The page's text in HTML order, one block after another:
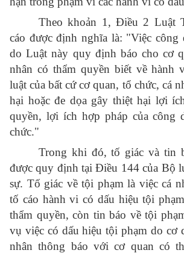
Theo khoản 1, Điều 2 Luật
cáo được định nghĩa là: "Việc công
do Luật này quy định báo cho cơ
nhân có thẩm quyền biết về hành
luật của bất cứ cơ quan, tổ chức, cá
hại hoặc đe dọa gây thiệt hại lợi
quyền, lợi ích hợp pháp của công
chức."
Trong khi đó, tố giác và tin
được quy định tại Điều 144 của Bộ
sự. Tố giác về tội phạm là việc cá
tố cáo hành vi có dấu hiệu tội
thẩm quyền, còn tin báo về tội
vụ việc có dấu hiệu tội phạm do cơ
nhân thông báo với cơ quan có